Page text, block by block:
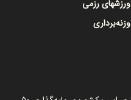
ورزشهای رزمی
وزنه‌برداری